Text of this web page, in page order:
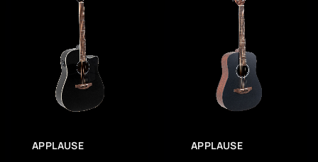
APPLAUSE APPLAUSE